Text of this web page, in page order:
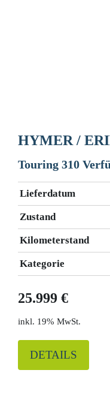
HYMER /
Touring 310
Lieferdatum
Zustand
Kilometerstand
Kategorie
25.999 €
19% MwSt.
DETAILS